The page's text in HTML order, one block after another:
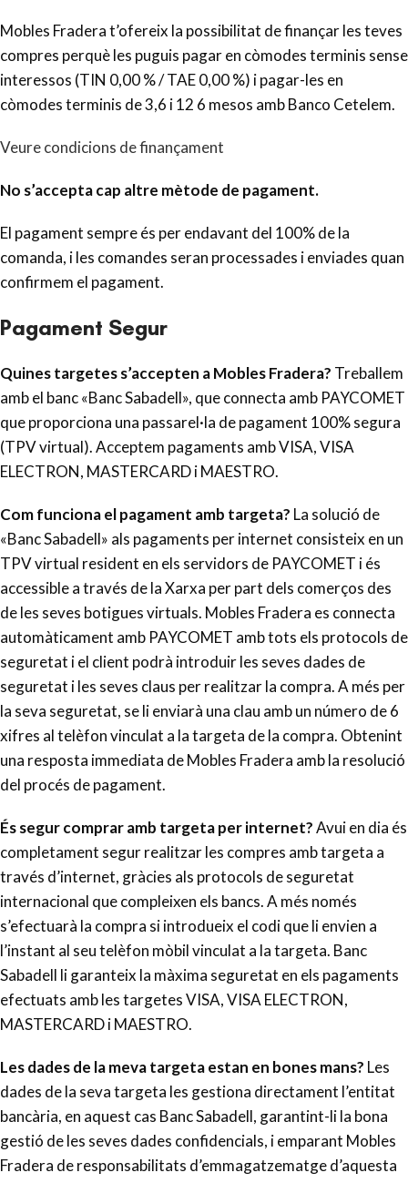
Mobles Fradera t’ofereix la possibilitat de finançar les teves
compres perquè les puguis pagar en còmodes terminis sense
interessos (TIN 0,00 % / TAE 0,00 %) i pagar-les en
còmodes terminis de 3,6 i 12 6 mesos amb Banco Cetelem.
Veure condicions de finançament
No s’accepta cap altre mètode de pagament.
El pagament sempre és per endavant del 100% de la
comanda, i les comandes seran processades i enviades quan
confirmem el pagament.
Pagament Segur
Quines targetes s’accepten a Mobles Fradera? Treballem
amb el banc «Banc Sabadell», que connecta amb PAYCOMET
que proporciona una passarel·la de pagament 100% segura
(TPV virtual). Acceptem pagaments amb VISA, VISA
ELECTRON, MASTERCARD i MAESTRO.
Com funciona el pagament amb targeta? La solució de
«Banc Sabadell» als pagaments per internet consisteix en un
TPV virtual resident en els servidors de PAYCOMET i és
accessible a través de la Xarxa per part dels comerços des
de les seves botigues virtuals. Mobles Fradera es connecta
automàticament amb PAYCOMET amb tots els protocols de
seguretat i el client podrà introduir les seves dades de
seguretat i les seves claus per realitzar la compra. A més per
la seva seguretat, se li enviarà una clau amb un número de 6
xifres al telèfon vinculat a la targeta de la compra. Obtenint
una resposta immediata de Mobles Fradera amb la resolució
del procés de pagament.
És segur comprar amb targeta per internet?Avui en dia és
completament segur realitzar les compres amb targeta a
través d’internet, gràcies als protocols de seguretat
internacional que compleixen els bancs. A més només
s’efectuarà la compra si introdueix el codi que li envien a
l’instant al seu telèfon mòbil vinculat a la targeta. Banc
Sabadell li garanteix la màxima seguretat en els pagaments
efectuats amb les targetes VISA, VISA ELECTRON,
MASTERCARD i MAESTRO.
Les dades de la meva targeta estan en bones mans? Les
dades de la seva targeta les gestiona directament l’entitat
bancària, en aquest cas Banc Sabadell, garantint-li la bona
gestió de les seves dades confidencials, i emparant Mobles
Fradera de responsabilitats d’emmagatzematge d’aquesta